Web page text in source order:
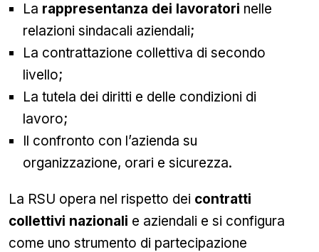
La rappresentanza dei lavoratori nelle
relazioni sindacali aziendali;
La contrattazione collettiva di secondo
livello;
La tutela dei diritti e delle condizioni di
lavoro;
Il confronto con l’azienda su
organizzazione, orari e sicurezza.
La RSU opera nel rispetto dei contratti
collettivi nazionali e aziendali e si configura
come uno strumento di partecipazione